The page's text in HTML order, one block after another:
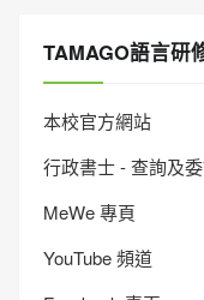
TAMAGO語言研
本校官方網站
行政書士 - 查詢及
MeWe 專頁
YouTube 頻道